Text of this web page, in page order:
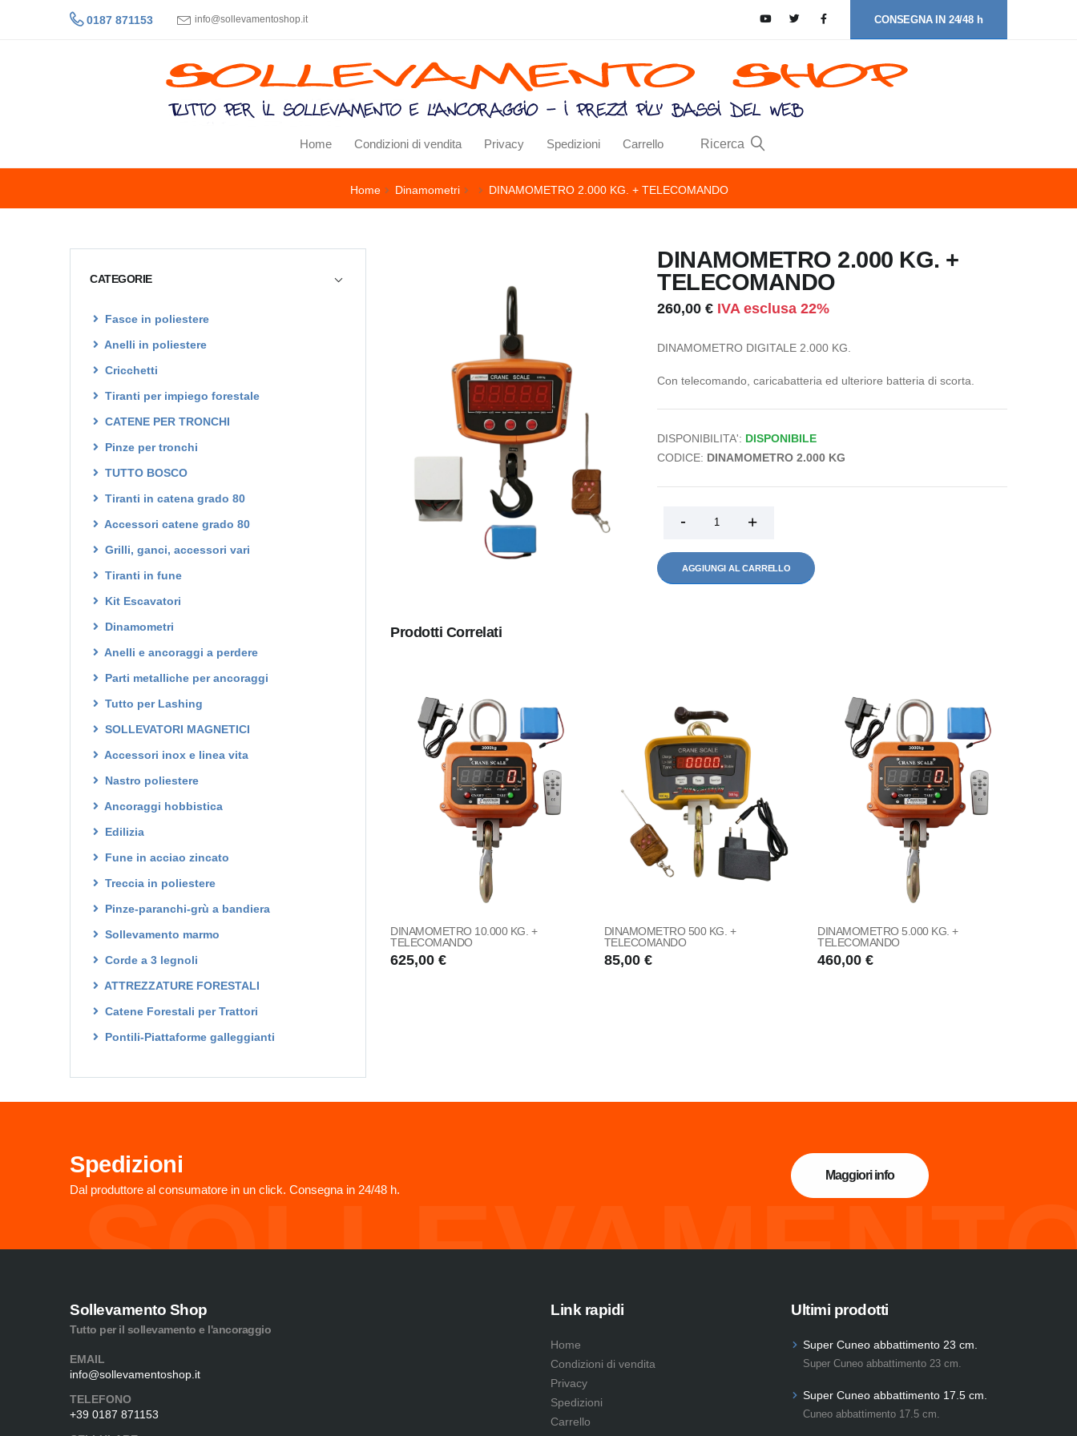
0187 871153 info@sollevamentoshop.it CONSEGNA IN 24/48 h
Home Condizioni di vendita Privacy Spedizioni Carrello Ricerca
Home Dinamometri DINAMOMETRO 2.000 KG. + TELECOMANDO
CATEGORIE
Fasce in poliestere
Anelli in poliestere
Cricchetti
Tiranti per impiego forestale
CATENE PER TRONCHI
Pinze per tronchi
TUTTO BOSCO
Tiranti in catena grado 80
Accessori catene grado 80
Grilli, ganci, accessori vari
Tiranti in fune
Kit Escavatori
Dinamometri
Anelli e ancoraggi a perdere
Parti metalliche per ancoraggi
Tutto per Lashing
SOLLEVATORI MAGNETICI
Accessori inox e linea vita
Nastro poliestere
Ancoraggi hobbistica
Edilizia
Fune in acciao zincato
Treccia in poliestere
Pinze-paranchi-grù a bandiera
Sollevamento marmo
Corde a 3 legnoli
ATTREZZATURE FORESTALI
Catene Forestali per Trattori
Pontili-Piattaforme galleggianti
DINAMOMETRO 2.000 KG. +
TELECOMANDO
260,00 € IVA esclusa 22%
DINAMOMETRO DIGITALE 2.000 KG.
Con telecomando, caricabatteria ed ulteriore batteria di scorta.
DISPONIBILITA': DISPONIBILE
CODICE: DINAMOMETRO 2.000 KG
AGGIUNGI AL CARRELLO
Prodotti Correlati
DINAMOMETRO 10.000 KG. +
TELECOMANDO
625,00 €
DINAMOMETRO 500 KG. +
TELECOMANDO
85,00 €
DINAMOMETRO 5.000 KG. +
TELECOMANDO
460,00 €
Spedizioni
Dal produttore al consumatore in un click. Consegna in 24/48 h.
Maggiori info
Sollevamento Shop
Tutto per il sollevamento e l'ancoraggio
EMAIL
info@sollevamentoshop.it
TELEFONO
+39 0187 871153
Link rapidi
Home
Condizioni di vendita
Privacy
Spedizioni
Carrello
Ultimi prodotti
Super Cuneo abbattimento 23 cm.
Super Cuneo abbattimento 23 cm.
Super Cuneo abbattimento 17.5 cm.
Cuneo abbattimento 17.5 cm.